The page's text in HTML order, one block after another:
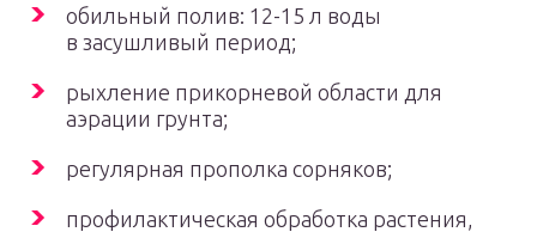
обильный полив: 12-15 л воды
в засушливый период;
рыхление прикорневой области для
аэрации грунта;
регулярная прополка сорняков;
профилактическая обработка растения,